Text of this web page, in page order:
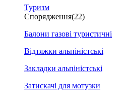
Туризм
Спорядження(22)
Балони газові туристичні
Відтяжки альпіністські
Закладки альпіністські
Затискачі для мотузки